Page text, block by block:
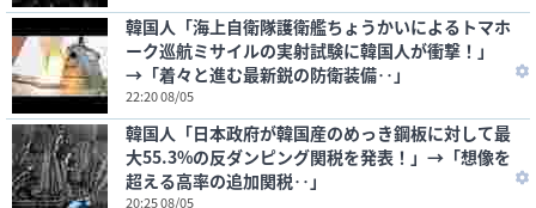
韓国人「海上自衛隊護衛艦ちょうかいによるトマホ
ーク巡航ミサイルの実射試験に韓国人が衝撃！」
→「着々と進む最新鋭の防衛装備‥」
22:20 08/05
韓国人「日本政府が韓国産のめっき鋼板に対して最
大55.3%の反ダンピング関税を発表！」→「想像を
超える高率の追加関税‥」
20:25 08/05